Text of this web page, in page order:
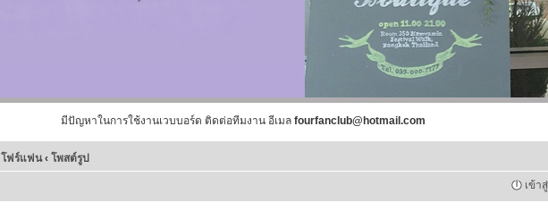
มีปัญหาในการใช้งานเวบบอร์ด ติดต่อทีมงาน อีเมล fourfanclub@hotmail.com
โฟร์แฟน ‹ โพสต์รูป
เข้า